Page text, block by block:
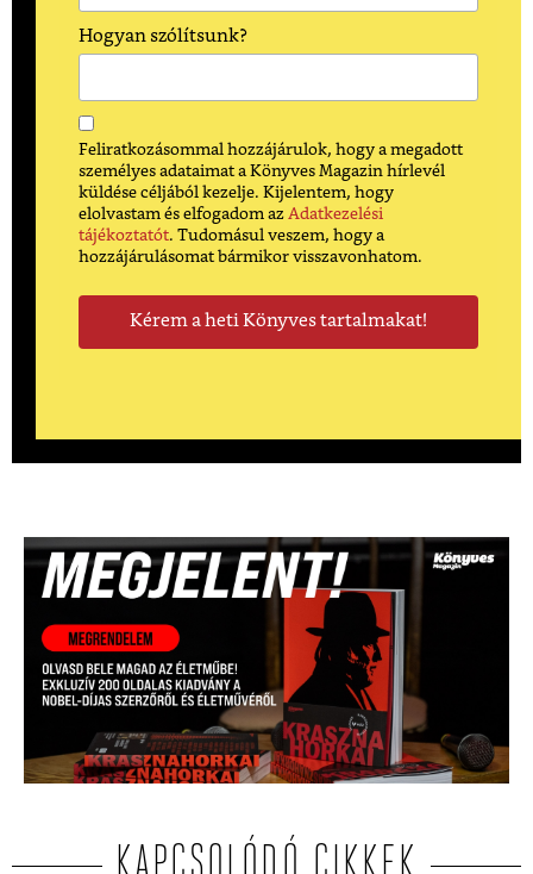
Hogyan szólítsunk?
Feliratkozásommal hozzájárulok, hogy a megadott
személyes adataimat a Könyves Magazin hírlevél
küldése céljából kezelje. Kijelentem, hogy
elolvastam és elfogadom az Adatkezelési
tájékoztatót. Tudomásul veszem, hogy a
hozzájárulásomat bármikor visszavonhatom.